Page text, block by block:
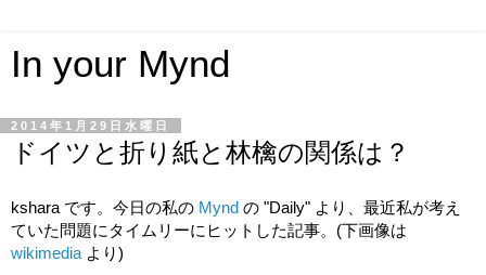
In your Mynd
2014年1月29日水曜日
ドイツと折り紙と林檎の関係は？
kshara です。今日の私の Mynd の "Daily" より、最近私が考え
ていた問題にタイムリーにヒットした記事。(下画像は
wikimedia より)